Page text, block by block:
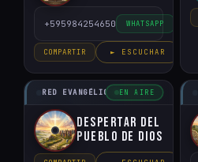
+595984254650 WHATSAPP
COMPARTIR ► ESCUCHAR
RED EVANGÉLICO DEL PARAGUAY
EN AIRE
Despertar del
Pueblo de Dios